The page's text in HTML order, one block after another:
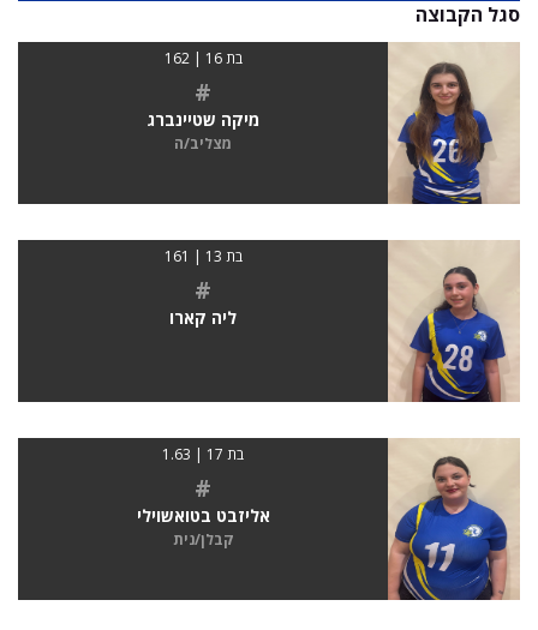
סגל הקבוצה
בת 16 | 162
#
מיקה שטיינברג
מצליב/ה
בת 13 | 161
#
ליה קארו
בת 17 | 1.63
#
אליזבט בטואשוילי
קבלן/נית